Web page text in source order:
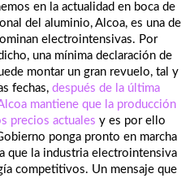
en la actualidad en boca de
del aluminio, Alcoa, es una de
electrointensivas. Por
una mínima declaración de
montar un gran revuelo, tal y
fechas,después de la última
mantiene que la producción
precios actuales y es por ello
ponga pronto en marcha
que la industria electrointensiva
competitivos. Un mensaje que